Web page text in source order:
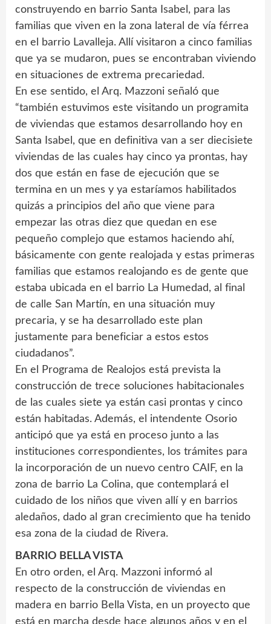
construyendo en barrio Santa Isabel, para las
familias que viven en la zona lateral de vía férrea
en el barrio Lavalleja. Allí visitaron a cinco familias
que ya se mudaron, pues se encontraban viviendo
en situaciones de extrema precariedad.
En ese sentido, el Arq. Mazzoni señaló que
“también estuvimos este visitando un programita
de viviendas que estamos desarrollando hoy en
Santa Isabel, que en definitiva van a ser diecisiete
viviendas de las cuales hay cinco ya prontas, hay
dos que están en fase de ejecución que se
termina en un mes y ya estaríamos habilitados
quizás a principios del año que viene para
empezar las otras diez que quedan en ese
pequeño complejo que estamos haciendo ahí,
básicamente con gente realojada y estas primeras
familias que estamos realojando es de gente que
estaba ubicada en el barrio La Humedad, al final
de calle San Martín, en una situación muy
precaria, y se ha desarrollado este plan
justamente para beneficiar a estos estos
ciudadanos”.
En el Programa de Realojos está prevista la
construcción de trece soluciones habitacionales
de las cuales siete ya están casi prontas y cinco
están habitadas. Además, el intendente Osorio
anticipó que ya está en proceso junto a las
instituciones correspondientes, los trámites para
la incorporación de un nuevo centro CAIF, en la
zona de barrio La Colina, que contemplará el
cuidado de los niños que viven allí y en barrios
aledaños, dado al gran crecimiento que ha tenido
esa zona de la ciudad de Rivera.
BARRIO BELLA VISTA
En otro orden, el Arq. Mazzoni informó al
respecto de la construcción de viviendas en
madera en barrio Bella Vista, en un proyecto que
está en marcha desde hace algunos años y en el